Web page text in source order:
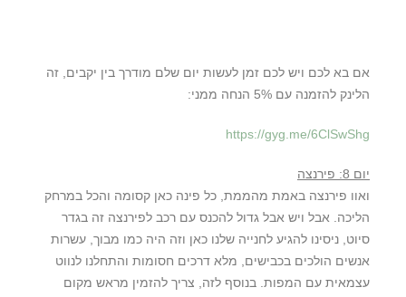
‏אם בא לכם ויש לכם זמן לעשות יום שלם מודרך בין יקבים, ‏זה
הלינק להזמנה עם 5% הנחה ממני:
https://gyg.me/6ClSwShg
יום 8: פירנצה
ואוו פירנצה באמת מהממת, כל פינה כאן קסומה והכל במרחק
הליכה. אבל ויש אבל גדול להכנס עם רכב לפירנצה זה בגדר
סיוט, ניסינו להגיע לחנייה שלנו כאן וזה היה כמו מבוך, עשרות
אנשים הולכים בכבישים, מלא דרכים חסומות והתחלנו לנווט
עצמאית עם המפות. בנוסף לזה, צריך להזמין מראש מקום